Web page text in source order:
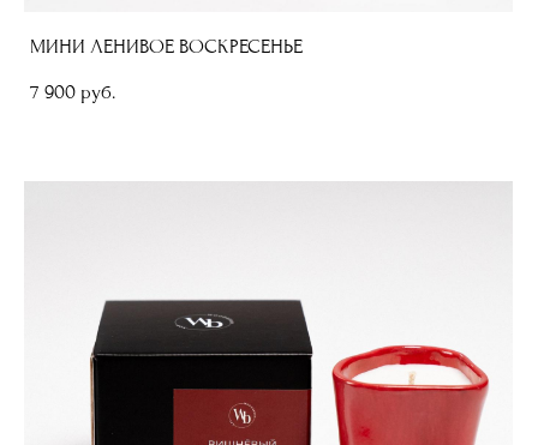
МИНИ ЛЕНИВОЕ ВОСКРЕСЕНЬЕ
7 900 pуб.